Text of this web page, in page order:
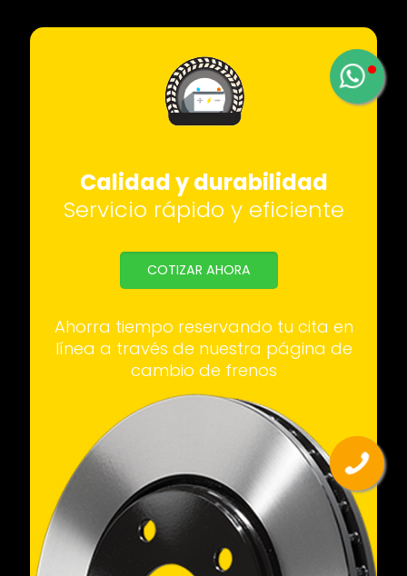
Calidad y durabilidad
Servicio rápido y eficiente
COTIZAR AHORA
Ahorra tiempo reservando tu cita en
línea a través de nuestra página de
cambio de frenos